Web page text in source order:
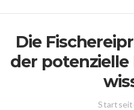
Die
der